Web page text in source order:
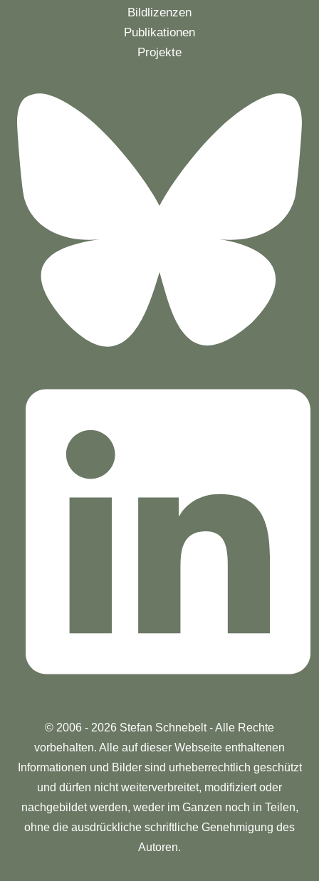
Bildlizenzen
Publikationen
Projekte
© 2006 - 2026 Stefan Schnebelt - Alle Rechte
vorbehalten. Alle auf dieser Webseite enthaltenen
Informationen und Bilder sind urheberrechtlich geschützt
und dürfen nicht weiterverbreitet, modifiziert oder
nachgebildet werden, weder im Ganzen noch in Teilen,
ohne die ausdrückliche schriftliche Genehmigung des
Autoren.